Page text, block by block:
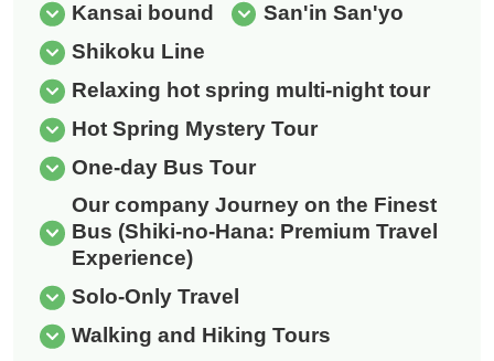
Kansai bound
San'in San'yo
Shikoku Line
Relaxing hot spring multi-night tour
Hot Spring Mystery Tour
One-day Bus Tour
Our company Journey on the Finest
Bus (Shiki-no-Hana: Premium Travel
Experience)
Solo-Only Travel
Walking and Hiking Tours